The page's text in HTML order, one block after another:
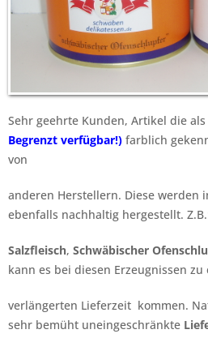
Sehr geehrte Kunden, Artikel die als
Begrenzt verfügbar!) farblich
von
anderen Herstellern. Diese werden
ebenfalls nachhaltig hergestellt.
Salzfleisch, Schwäbischer
kann es bei diesen Erzeugnissen zu
verlängerten Lieferzeit kommen.
sehr bemüht uneingeschränkte